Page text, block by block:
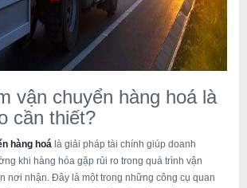
vận chuyển hàng hoá là
cần thiết?
hàng hoá là giải pháp tài chính giúp doanh
khi hàng hóa gặp rủi ro trong quá trình vận
nơi nhận. Đây là một trong những công cụ quan